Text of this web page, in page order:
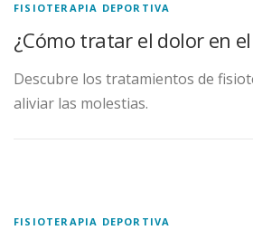
FISIOTERAPIA DEPORTIVA
¿Cómo tratar el dolor en
Descubre los tratamientos de
aliviar las molestias.
FISIOTERAPIA DEPORTIVA